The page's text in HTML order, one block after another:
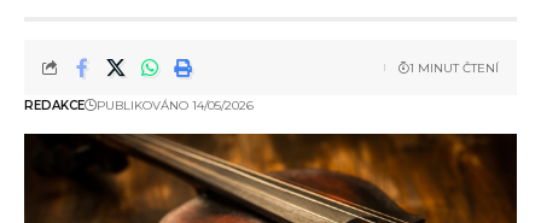
REDAKCE PUBLIKOVÁNO 14/05/2026
1 MINUT ČTENÍ